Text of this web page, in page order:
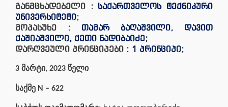
განმცხადებელი : საქართველოს ტექნიკური
უნივერსიტეტი;
მოპასუხე : თამარ ბაღაშვილი, დავით
ქაშიაშვილი, ქეთი ნადიბაიძე;
დარღვეული პრინციპები : 1 პრინციპი;
3 მარტი, 2023 წელი
საქმე N – 622